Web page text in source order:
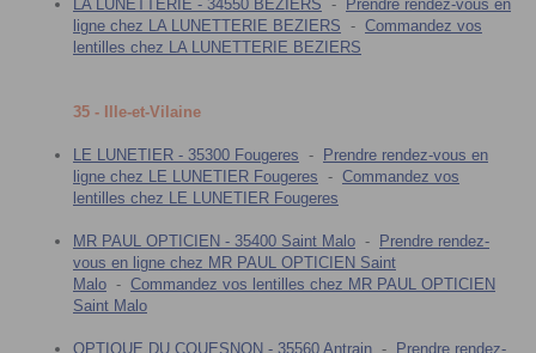
LA LUNETTERIE - 34550 BEZIERS -
Prendre rendez-vous en
ligne chez LA LUNETTERIE BEZIERS - Commandez vos
lentilles chez LA LUNETTERIE BEZIERS
35 - Ille-et-Vilaine
LE LUNETIER - 35300 Fougeres -
Prendre rendez-vous en
ligne chez LE LUNETIER Fougeres - Commandez vos
lentilles chez LE LUNETIER Fougeres
MR PAUL OPTICIEN - 35400 Saint Malo -
Prendre rendez-
vous en ligne chez MR PAUL OPTICIEN Saint
Malo - Commandez vos lentilles chez MR PAUL OPTICIEN
Saint Malo
OPTIQUE DU COUESNON - 35560 Antrain - Prendre rendez-